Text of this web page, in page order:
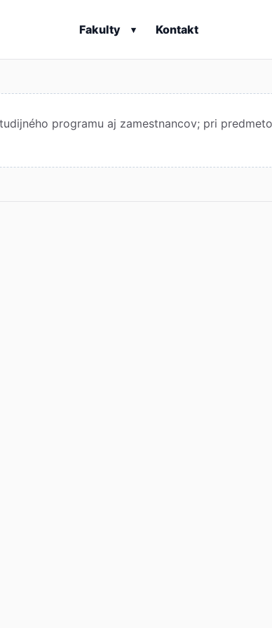
Fakulty ▾ Kontakt
programu aj zamestnancov; pri